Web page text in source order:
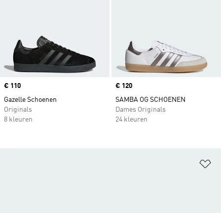
Price
€ 110
Gazelle Schoenen
Originals
8 kleuren
Price
€ 120
SAMBA OG SCHOENEN
Dames Originals
24 kleuren